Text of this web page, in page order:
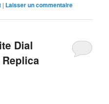
| Laisser un commentaire
Dial